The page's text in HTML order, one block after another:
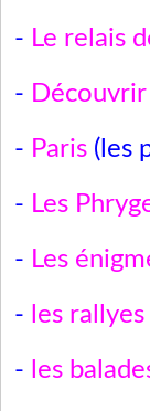
- Le relais
- Découvrir
- Paris (les
- Les
- Les
- les
- les